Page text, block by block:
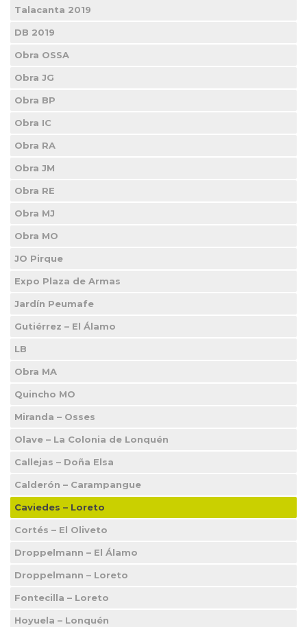
Talacanta 2019
DB 2019
Obra OSSA
Obra JG
Obra BP
Obra IC
Obra RA
Obra JM
Obra RE
Obra MJ
Obra MO
JO Pirque
Expo Plaza de Armas
Jardín Peumafe
Gutiérrez – El Álamo
LB
Obra MA
Quincho MO
Miranda – Osses
Olave – La Colonia de Lonquén
Callejas – Doña Elsa
Calderón – Carampangue
Caviedes – Loreto
Cortés – El Oliveto
Droppelmann – El Álamo
Droppelmann – Loreto
Fontecilla – Loreto
Hoyuela – Lonquén